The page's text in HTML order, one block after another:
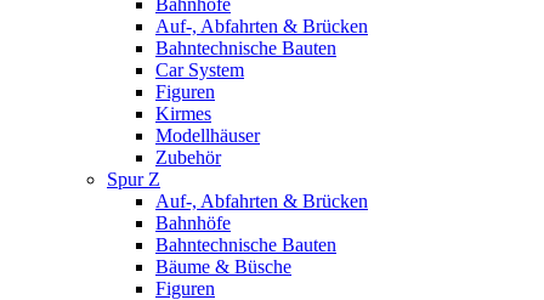
Bahnhöfe
Auf-, Abfahrten & Brücken
Bahntechnische Bauten
Car System
Figuren
Kirmes
Modellhäuser
Zubehör
Spur Z
Auf-, Abfahrten & Brücken
Bahnhöfe
Bahntechnische Bauten
Bäume & Büsche
Figuren